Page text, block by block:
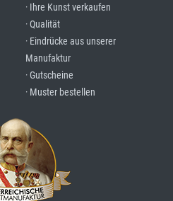
· Ihre Kunst verkaufen
· Qualität
· Eindrücke aus unserer
Manufaktur
· Gutscheine
· Muster bestellen